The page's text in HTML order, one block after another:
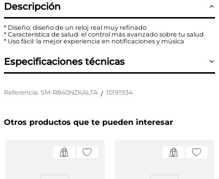
Descripción
* Diseño: diseño de un reloj real muy refinado
* Característica de salud: el control más avanzado sobre tu salud
* Uso fácil: la mejor experiencia en notificaciones y música
Especificaciones técnicas
Referencia: SM-R840NZKALTA / 10191934
Otros productos que te pueden interesar